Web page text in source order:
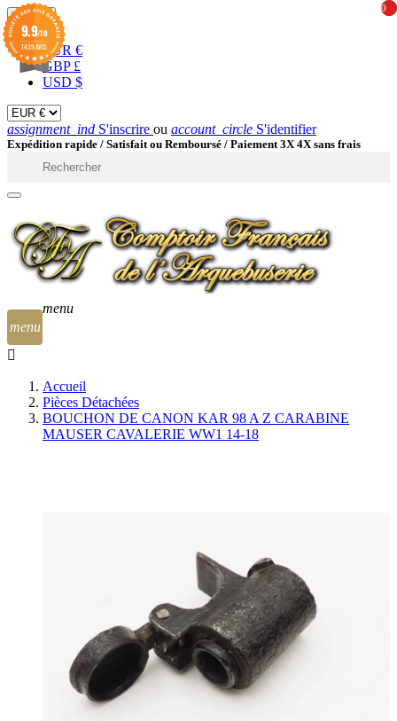
EUR 
EUR €
GBP £
USD $
assignment_ind S'inscrire ou account_circle S'identifier
Expédition rapide / Satisfait ou Remboursé / Paiement 3X 4X sans frais
menu
0
0
menu
Accueil
Pièces Détachées
BOUCHON DE CANON KAR 98 A Z CARABINE
MAUSER CAVALERIE WW1 14-18
9.9/10
1439 AVIS